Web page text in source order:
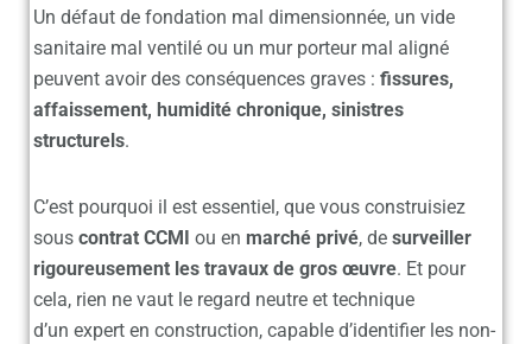
Un défaut de fondation mal dimensionnée, un vide
sanitaire mal ventilé ou un mur porteur mal aligné
peuvent avoir des conséquences graves : fissures,
affaissement, humidité chronique, sinistres
structurels.
C’est pourquoi il est essentiel, que vous construisiez
sous contrat CCMI ou en marché privé, de surveiller
rigoureusement les travaux de gros œuvre. Et pour
cela, rien ne vaut le regard neutre et technique
d’un expert en construction, capable d’identifier les non-